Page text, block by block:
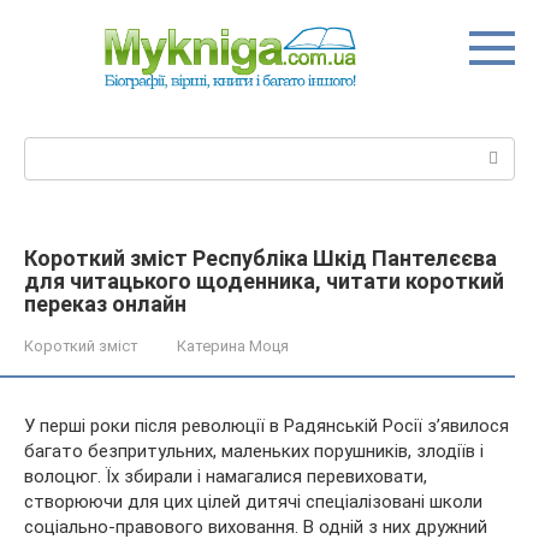
Короткий зміст Республіка Шкід Пантелєєва
для читацького щоденника, читати короткий
переказ онлайн
Короткий зміст Катерина Моця
У перші роки після революції в Радянській Росії з’явилося
багато безпритульних, маленьких порушників, злодіїв і
волоцюг. Їх збирали і намагалися перевиховати,
створюючи для цих цілей дитячі спеціалізовані школи
соціально-правового виховання. В одній з них дружний